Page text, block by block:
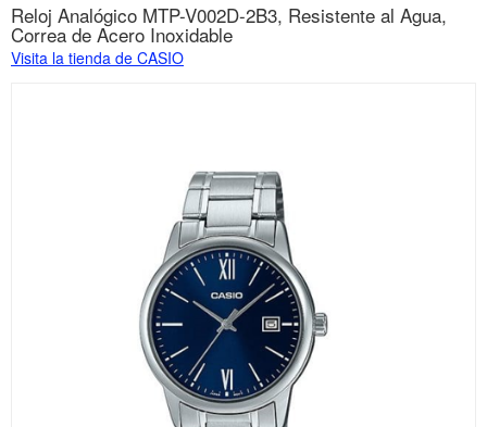
Reloj Analógico MTP-V002D-2B3, Resistente al Agua,
Correa de Acero Inoxidable
Visita la tienda de CASIO